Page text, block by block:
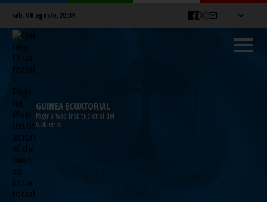
sáb. 08 agosto, 20:39
GUINEA ECUATORIAL
Página Web Institucional del
Gobierno
CAN 2015: Costa de Marfil y Guinea
Conakry también empatan